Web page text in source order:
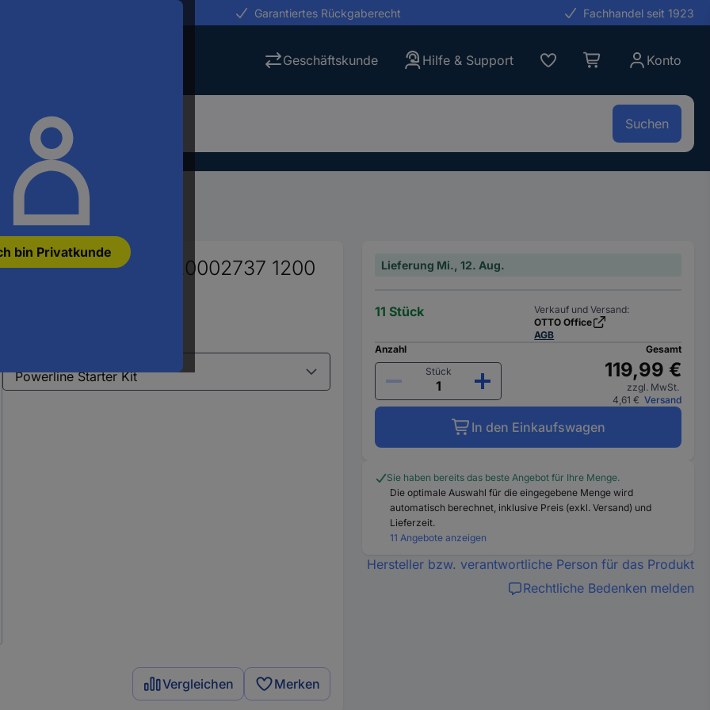
bin Privatkunde
Garantiertes Rückgaberecht Fachhandel seit 1923
Geschäftskunde Hilfe & Support Konto
Suchen
1220 Set 20002737 1200
Vergleichen Merken
Lieferung Mi., 12. Aug.
11 Stück
Verkauf und Versand:
OTTO Office
AGB
Anzahl
Stück
Gesamt
119,99 €
zzgl. MwSt.
4,61 € Versand
In den Einkaufswagen
Sie haben bereits das beste Angebot für Ihre Menge.
Die optimale Auswahl für die eingegebene Menge wird
automatisch berechnet, inklusive Preis (exkl. Versand) und
Lieferzeit.
11 Angebote anzeigen
Hersteller bzw. verantwortliche Person für das Produkt
Rechtliche Bedenken melden